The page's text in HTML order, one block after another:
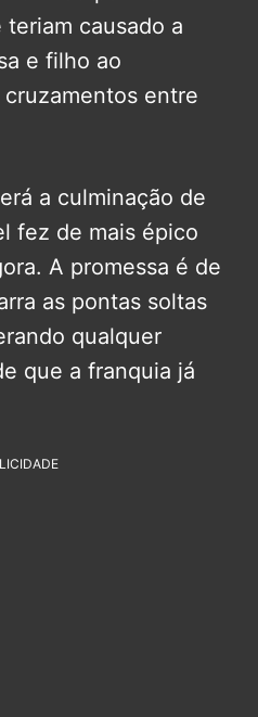
causado a
e filho ao
entre
a culminação de
fez de mais épico
A promessa é de
as pontas soltas
qualquer
que a franquia já